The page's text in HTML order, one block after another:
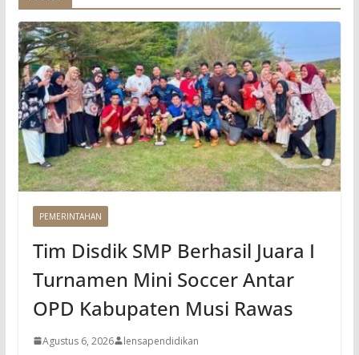
PEMERINTAHAN
Tim Disdik SMP Berhasil Juara I
Turnamen Mini Soccer Antar
OPD Kabupaten Musi Rawas
Agustus 6, 2026 lensapendidikan